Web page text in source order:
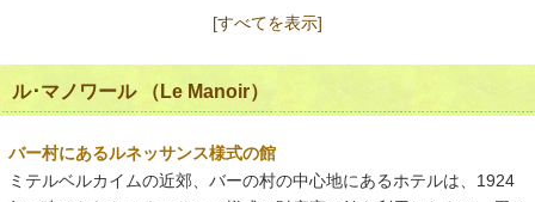
[すべてを表示]
ル･マノワール （Le Manoir）
バー村にあるルネッサンス様式の館
ミテルベルカイムの近郊、バーの村の中心地にあるホテルは、1924